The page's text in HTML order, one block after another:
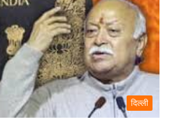
दिल्ली